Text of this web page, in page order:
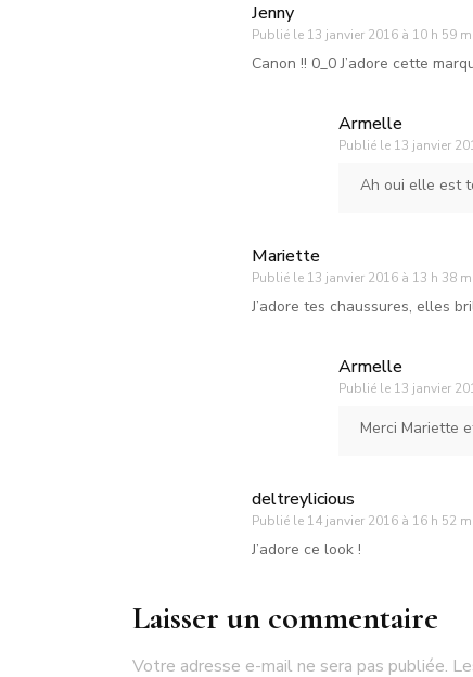
Jenny
Publié le 13 janvier 2016 à 10 h 59
Canon !! 0_0 J’adore cette
Armelle
Publié le 13 janvier
Ah oui elle est
Mariette
Publié le 13 janvier 2016 à 13 h 38
J’adore tes chaussures, elles
Armelle
Publié le 13 janvier
Merci Mariette
deltreylicious
Publié le 14 janvier 2016 à 16 h 52
J’adore ce look !
Laisser un commentaire
Votre adresse e-mail ne sera pas publiée.